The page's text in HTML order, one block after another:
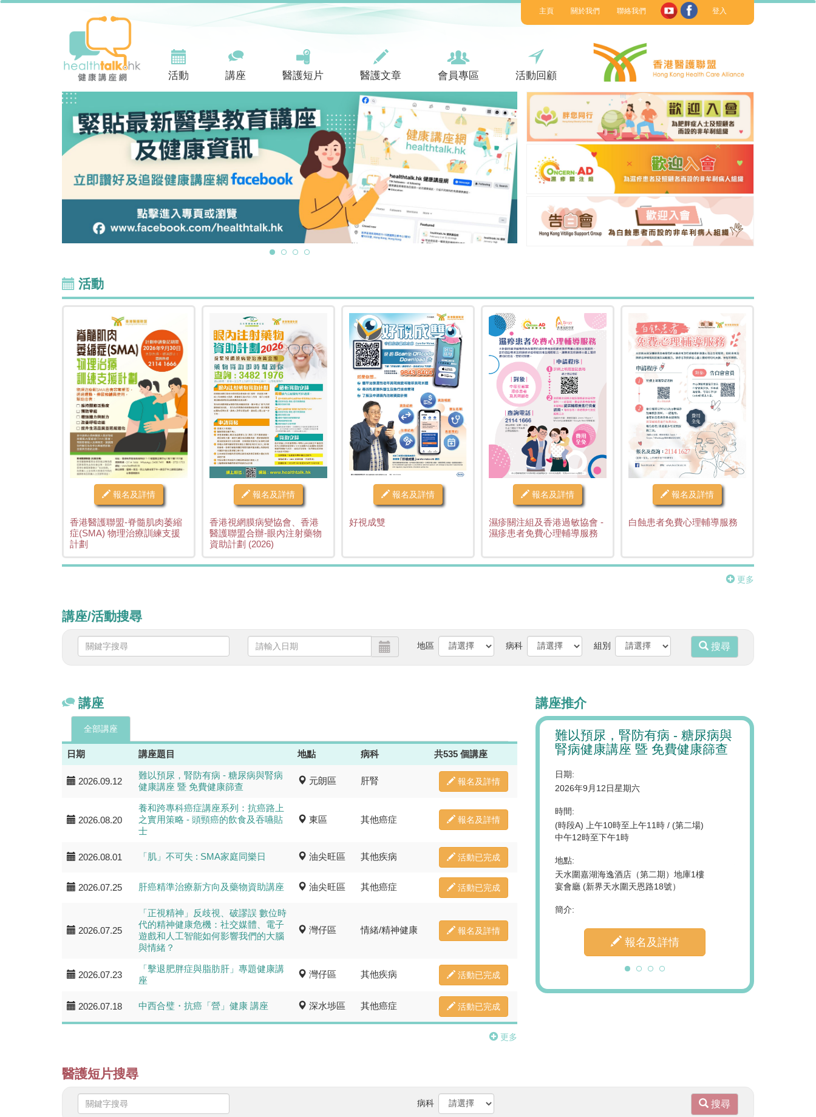
活動 講座 醫護短片 醫護文章 會員專區 活動回顧
主頁 關於我們 聯絡我們 登入
活動
報名及詳情
香港醫護聯盟-脊髓肌肉萎縮
症(SMA) 物理治療訓練支援
計劃
報名及詳情
香港視網膜病變協會、香港
醫護聯盟合辦-眼內注射藥物
資助計劃 (2026)
報名及詳情
好視成雙
報名及詳情
濕疹關注組及香港過敏協會 -
濕疹患者免費心理輔導服務
報名及詳情
白蝕患者免費心理輔導服務
更多
講座/活動搜尋
鍵
字
輸
入
地區 病科 組別 搜尋
講座
全部講座
日期 講座題目 地點 病科 共535 個講座
2026.09.12
難以預尿，腎防有病 - 糖尿病與腎病
健康講座 暨 免費健康篩查
元朗區 肝腎 報名及詳情
2026.08.20
養和跨專科癌症講座系列：抗癌路上
之實用策略 - 頭頸癌的飲食及吞嚥貼
士
東區 其他癌症 報名及詳情
2026.08.01 「肌」不可失 : SMA家庭同樂日 油尖旺區 其他疾病 活動已完成
2026.07.25 肝癌精準治療新方向及藥物資助講座 油尖旺區 其他癌症 活動已完成
2026.07.25
「正視精神」反歧視、破謬誤 數位時
代的精神健康危機：社交媒體、電子
遊戲和人工智能如何影響我們的大腦
與情緒？
灣仔區 情緒/精神健康 報名及詳情
2026.07.23
「擊退肥胖症與脂肪肝」專題健康講
座
灣仔區 其他疾病 活動已完成
2026.07.18 中西合璧・抗癌「營」健康 講座 深水埗區 其他癌症 活動已完成
更多
講座推介
難以預尿，腎防有病 - 糖尿病與
腎病健康講座 暨 免費健康篩查
日期:
2026年9月12日星期六
時間:
(時段A) 上午10時至上午11時 / (第二場)
中午12時至下午1時
地點:
天水圍嘉湖海逸酒店（第二期）地庫1樓
宴會廳 (新界天水圍天恩路18號）
簡介:
報名及詳情
醫護短片搜尋
鍵
病科 搜尋